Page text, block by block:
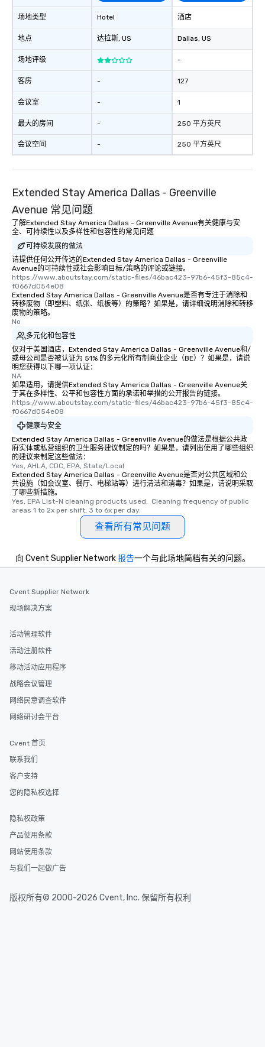
场地类型
地点
场地评级
客房
会议室
最大的房间
会议空间
Hotel
达拉斯, US
-
-
-
-
酒店
Dallas, US
-
127
1
250 平方英尺
250 平方英尺
Extended Stay America Dallas - Greenville
Avenue 常见问题
了解Extended Stay America Dallas - Greenville Avenue有关健康与安
全、可持续性以及多样性和包容性的常见问题
可持续发展的做法
请提供任何公开传达的Extended Stay America Dallas - Greenville
Avenue的可持续性或社会影响目标/策略的评论或链接。
https://www.aboutstay.com/static-files/46bac423-97b6-45f3-85c4-
f0667d054e08
Extended Stay America Dallas - Greenville Avenue是否有专注于消除和
转移废物（即塑料、纸张、纸板等）的策略？如果是，请详细说明消除和转移
废物的策略。
No
多元化和包容性
仅对于美国酒店，Extended Stay America Dallas - Greenville Avenue和/
或母公司是否被认证为 51% 的多元化所有制商业企业（BE）？如果是，请说
明您获得以下哪一项认证：
NA
如果适用，请提供Extended Stay America Dallas - Greenville Avenue关
于其在多样性、公平和包容性方面的承诺和举措的公开报告的链接。
https://www.aboutstay.com/static-files/46bac423-97b6-45f3-85c4-
f0667d054e08
健康与安全
Extended Stay America Dallas - Greenville Avenue的做法是根据公共政
府实体或私营组织的卫生服务建议制定的吗？如果是，请列出使用了哪些组织
的建议来制定这些做法：
Yes, AHLA, CDC, EPA, State/Local
Extended Stay America Dallas - Greenville Avenue是否对公共区域和公
共设施（如会议室、餐厅、电梯站等）进行清洁和消毒？如果是，请说明采取
了哪些新措施。
Yes, EPA List-N cleaning products used.  Cleaning frequency of public
areas 1 to 2x per shift, 3 to 6x per day.
查看所有常见问题
向 Cvent Supplier Network报告一个与此场地简档有关的问题。
Cvent Supplier Network
现场解决方案
活动管理软件
活动注册软件
移动活动应用程序
战略会议管理
网络民意调查软件
网络研讨会平台
Cvent 首页
联系我们
客户支持
您的隐私权选择
隐私权政策
产品使用条款
网站使用条款
与我们一起做广告
版权所有© 2000-2026 Cvent, Inc. 保留所有权利